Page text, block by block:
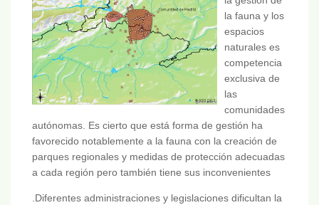
la fauna y los
espacios
naturales es
competencia
exclusiva de
las
comunidades
autónomas. Es cierto que está forma de gestión ha
favorecido notablemente a la fauna con la creación de
parques regionales y medidas de protección adecuadas
a cada región pero también tiene sus inconvenientes
.Diferentes administraciones y legislaciones dificultan la